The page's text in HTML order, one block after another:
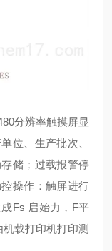
分辨率触摸屏显
位、生产批次、
储；过载报警停
操作：触屏进行
Fs 启始力， F平
载打印机打印测